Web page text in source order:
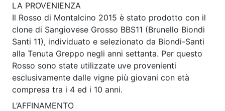
LA PROVENIENZA
Il Rosso di Montalcino 2015 è stato prodotto con il
clone di Sangiovese Grosso BBS11 (Brunello Biondi
Santi 11), individuato e selezionato da Biondi-Santi
alla Tenuta Greppo negli anni settanta. Per questo
Rosso sono state utilizzate uve provenienti
esclusivamente dalle vigne più giovani con età
compresa tra i 4 ed i 10 anni.
L’AFFINAMENTO